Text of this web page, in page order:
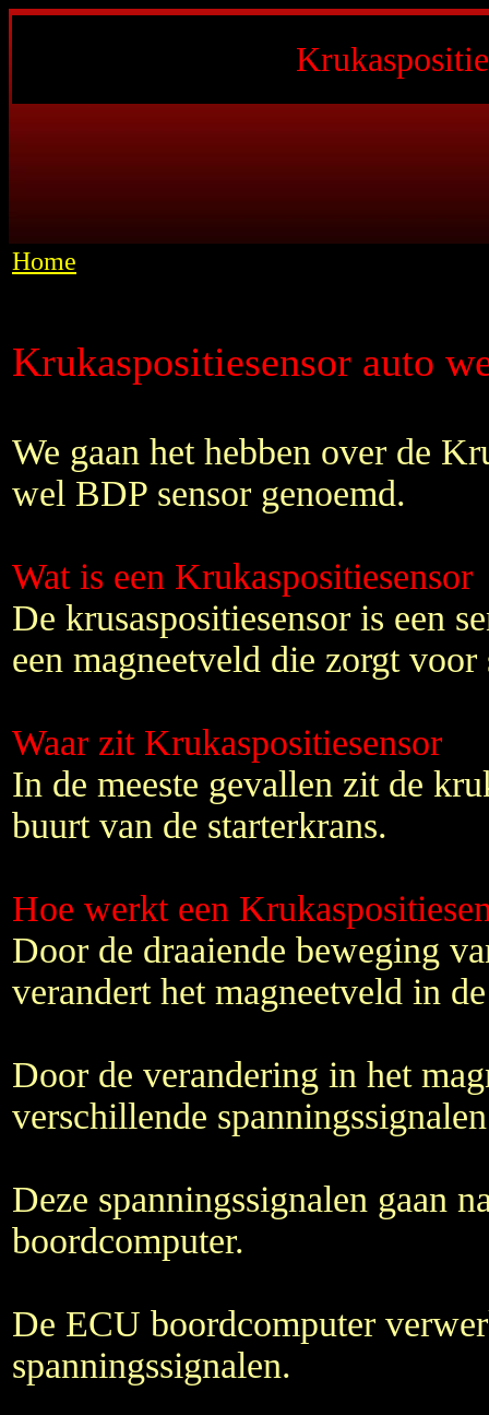
Home
Krukaspositiesensor auto
We gaan het hebben over de
wel BDP sensor genoemd.
Wat is een Krukaspositiesensor
De krusaspositiesensor is een
een magneetveld die zorgt
Waar zit Krukaspositiesensor
In de meeste gevallen zit de
buurt van de starterkrans.
Hoe werkt een
Door de draaiende beweging
verandert het magneetveld in
Door de verandering in het
verschillende
Deze spanningssignalen gaan
boordcomputer.
De ECU boordcomputer
spanningssignalen.